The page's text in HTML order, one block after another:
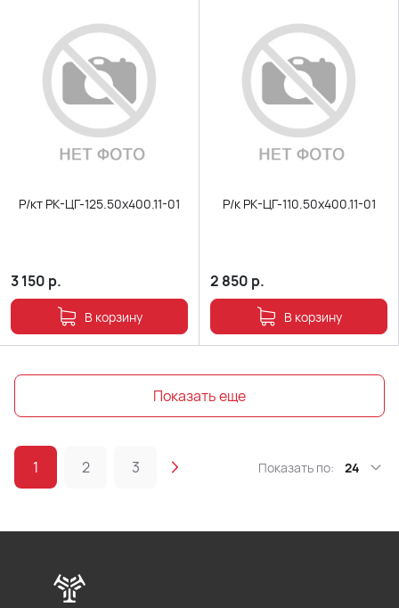
Р/кт РК-ЦГ-125.50х400.11-01
3 150 р.
В корзину
Р/к РК-ЦГ-110.50х400.11-01
2 850 р.
В корзину
Показать еще
1 2 3 Показать по: 24